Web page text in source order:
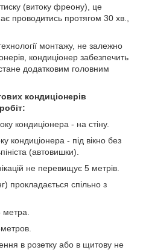
(витоку фреону), це
проводитись протягом 30 хв.,
монтажу, не залежно
кондиціонер забезпечить
додатковим головним
кондиціонерів
кондиціонера - на стіну.
кондиціонера - під вікно без
(автовишки).
не перевищує 5 метрів.
прокладається спільно з
в розетку або в щитову не